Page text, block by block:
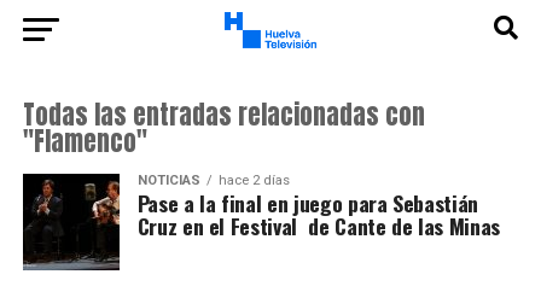
Todas las entradas relacionadas con
"Flamenco"
NOTICIAS hace 2 días
Pase a la final en juego para Sebastián
Cruz en el Festival de Cante de las Minas